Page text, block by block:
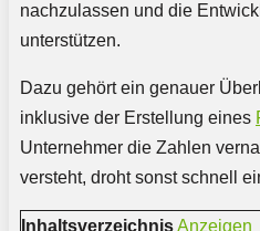
nachzulassen und die
unterstützen.
Dazu gehört ein genauer
inklusive der Erstellung eines
Unternehmer die Zahlen
versteht, droht sonst schnell
InhaltsverzeichnisAnzeigen